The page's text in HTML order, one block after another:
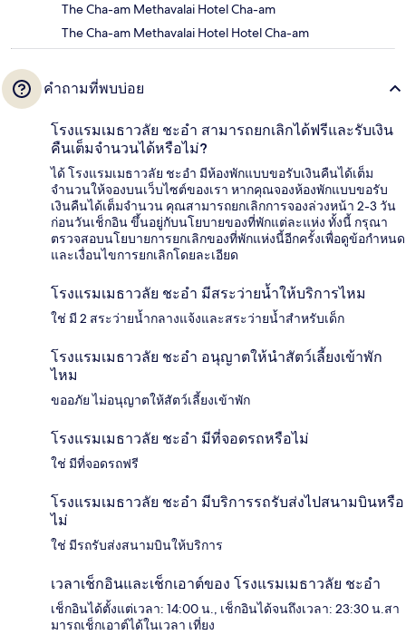
The Cha-am Methavalai Hotel Cha-am
The Cha-am Methavalai Hotel Hotel Cha-am
คำถามที่พบบ่อย
โรงแรมเมธาวลัย ชะอำ สามารถยกเลิกได้ฟรีและรับเงิน
คืนเต็มจำนวนได้หรือไม่?
ได้ โรงแรมเมธาวลัย ชะอำ มีห้องพักแบบขอรับเงินคืนได้เต็ม
จำนวนให้จองบนเว็บไซต์ของเรา หากคุณจองห้องพักแบบขอรับ
เงินคืนได้เต็มจำนวน คุณสามารถยกเลิกการจองล่วงหน้า 2-3 วัน
ก่อนวันเช็กอิน ขึ้นอยู่กับนโยบายของที่พักแต่ละแห่ง ทั้งนี้ กรุณา
ตรวจสอบนโยบายการยกเลิกของที่พักแห่งนี้อีกครั้งเพื่อดูข้อกำหนด
และเงื่อนไขการยกเลิกโดยละเอียด
โรงแรมเมธาวลัย ชะอำ มีสระว่ายน้ำให้บริการไหม
ใช่ มี 2 สระว่ายน้ำกลางแจ้งและสระว่ายน้ำสำหรับเด็ก
โรงแรมเมธาวลัย ชะอำ อนุญาตให้นำสัตว์เลี้ยงเข้าพัก
ไหม
ขออภัย ไม่อนุญาตให้สัตว์เลี้ยงเข้าพัก
โรงแรมเมธาวลัย ชะอำ มีที่จอดรถหรือไม่
ใช่ มีที่จอดรถฟรี
โรงแรมเมธาวลัย ชะอำ มีบริการรถรับส่งไปสนามบินหรือ
ไม่
ใช่ มีรถรับส่งสนามบินให้บริการ
เวลาเช็กอินและเช็กเอาต์ของ โรงแรมเมธาวลัย ชะอำ
เช็กอินได้ตั้งแต่เวลา: 14:00 น., เช็กอินได้จนถึงเวลา: 23:30 น.สา
มารถเช็กเอาต์ได้ในเวลา เที่ยง